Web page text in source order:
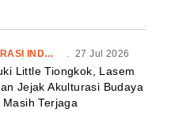
INSPIRASI INDONESIA . 27 Jul 2026
Little Tiongkok, Lasem
Jejak Akulturasi Budaya
Masih Terjaga